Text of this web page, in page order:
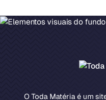
O Toda Matéria é um